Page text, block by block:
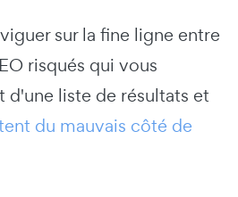
sur la fine ligne entre
risqués qui vous
d'une liste de résultats et
du mauvais côté de